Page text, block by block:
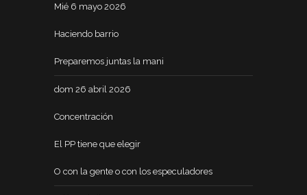
Mié 6 mayo 2026
Haciendo barrio
Preparemos juntas la mani
dom 26 abril 2026
Concentración
El PP tiene que elegir
O con la gente o con los especuladores